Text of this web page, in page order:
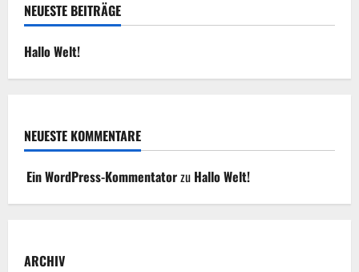
NEUESTE BEITRÄGE
Hallo Welt!
NEUESTE KOMMENTARE
Ein WordPress-Kommentatorzu Hallo Welt!
ARCHIV